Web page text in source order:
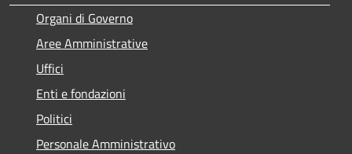
Organi di Governo
Aree Amministrative
Uffici
Enti e fondazioni
Politici
Personale Amministrativo